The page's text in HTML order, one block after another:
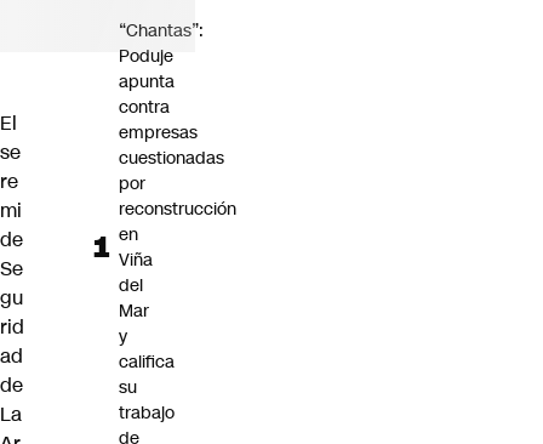
El
se
re
mi
de
Se
gu
rid
ad
de
La
“Chantas”:
Poduje
apunta
contra
empresas
cuestionadas
por
reconstrucción
en
Viña
del
Mar
y
califica
su
trabajo
de